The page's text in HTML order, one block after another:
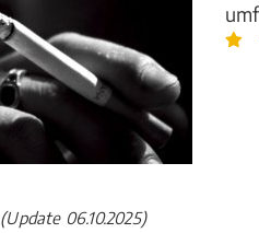
(Update 06.10.2025)